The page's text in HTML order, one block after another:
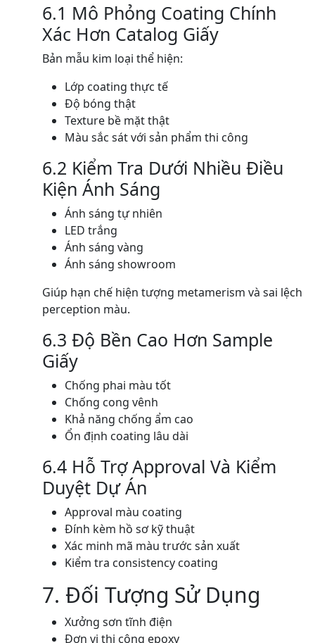
6.1 Mô Phỏng Coating Chính
Xác Hơn Catalog Giấy
Bản mẫu kim loại thể hiện:
Lớp coating thực tế
Độ bóng thật
Texture bề mặt thật
Màu sắc sát với sản phẩm thi công
6.2 Kiểm Tra Dưới Nhiều Điều
Kiện Ánh Sáng
Ánh sáng tự nhiên
LED trắng
Ánh sáng vàng
Ánh sáng showroom
Giúp hạn chế hiện tượng metamerism và sai lệch
perception màu.
6.3 Độ Bền Cao Hơn Sample
Giấy
Chống phai màu tốt
Chống cong vênh
Khả năng chống ẩm cao
Ổn định coating lâu dài
6.4 Hỗ Trợ Approval Và Kiểm
Duyệt Dự Án
Approval màu coating
Đính kèm hồ sơ kỹ thuật
Xác minh mã màu trước sản xuất
Kiểm tra consistency coating
7. Đối Tượng Sử Dụng
Xưởng sơn tĩnh điện
Đơn vị thi công epoxy